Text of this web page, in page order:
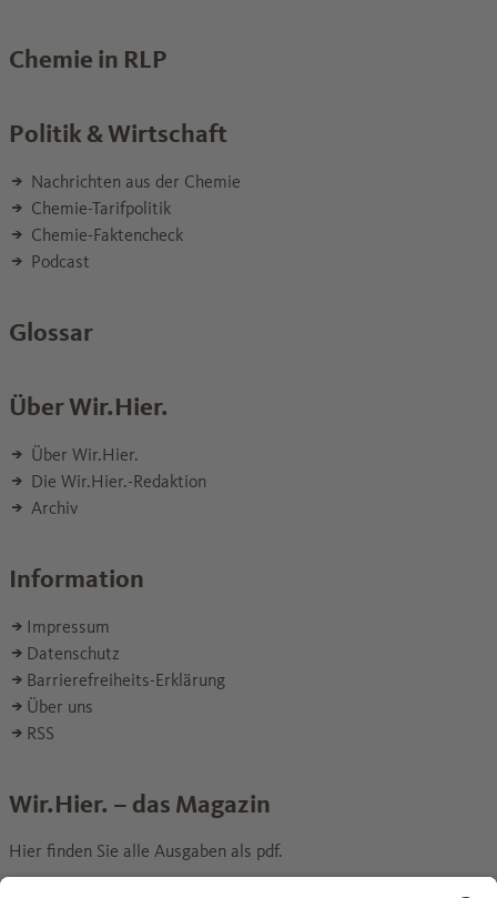
Chemie in RLP
Politik & Wirtschaft
Nachrichten aus der Chemie
Chemie-Tarifpolitik
Chemie-Faktencheck
Podcast
Glossar
Über Wir.Hier.
Über Wir.Hier.
Die Wir.Hier.-Redaktion
Archiv
Information
Impressum
Datenschutz
Barrierefreiheits-Erklärung
Über uns
RSS
Wir.Hier. – das Magazin
Hier finden Sie alle Ausgaben als pdf.